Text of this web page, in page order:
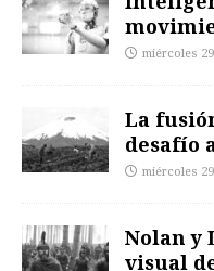
miércoles
La
desafío
miércoles
Nolan y
visual